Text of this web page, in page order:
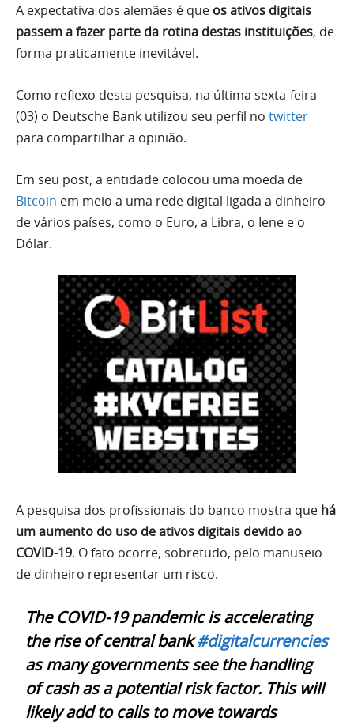
A expectativa dos alemães é que os ativos digitais
passem a fazer parte da rotina destas instituições, de
forma praticamente inevitável.
Como reflexo desta pesquisa, na última sexta-feira
(03) o Deutsche Bank utilizou seu perfil no twitter
para compartilhar a opinião.
Em seu post, a entidade colocou uma moeda de
Bitcoin em meio a uma rede digital ligada a dinheiro
de vários países, como o Euro, a Libra, o Iene e o
Dólar.
A pesquisa dos profissionais do banco mostra que há
um aumento do uso de ativos digitais devido ao
COVID-19. O fato ocorre, sobretudo, pelo manuseio
de dinheiro representar um risco.
The COVID-19 pandemic is accelerating
the rise of central bank#digitalcurrencies
as many governments see the handling
of cash as a potential risk factor. This will
likely add to calls to move towards